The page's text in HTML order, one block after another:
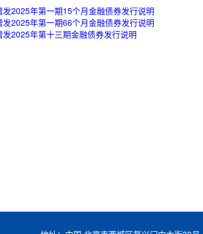
2025年第一期15个月金融债券发行说明
2025年第一期66个月金融债券发行说明
2025年第十三期金融债券发行说明